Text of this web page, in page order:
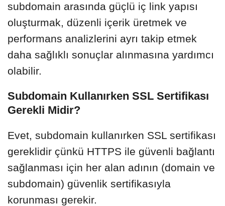
subdomain arasında güçlü iç link yapısı
oluşturmak, düzenli içerik üretmek ve
performans analizlerini ayrı takip etmek
daha sağlıklı sonuçlar alınmasına yardımcı
olabilir.
Subdomain Kullanırken SSL Sertifikası
Gerekli Midir?
Evet, subdomain kullanırken SSL sertifikası
gereklidir çünkü HTTPS ile güvenli bağlantı
sağlanması için her alan adının (domain ve
subdomain) güvenlik sertifikasıyla
korunması gerekir.